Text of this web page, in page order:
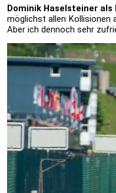
Dominik Haselsteiner
möglichst allen Kollisionen
Aber ich dennoch sehr